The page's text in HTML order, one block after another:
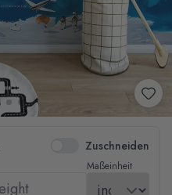
Zuschneiden
Maßeinheit